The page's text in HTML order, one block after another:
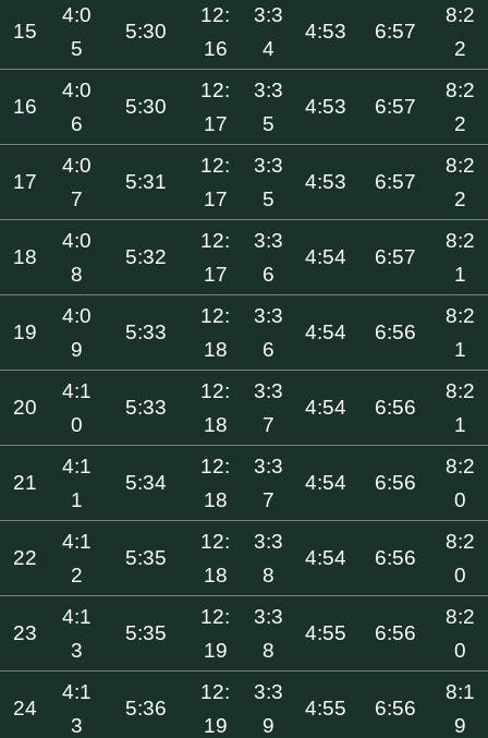
15
4:0
5
5:30
12:
16
3:3
4
4:53 6:57
8:2
2
16
4:0
6
5:30
12:
17
3:3
5
4:53 6:57
8:2
2
17
4:0
7
5:31
12:
17
3:3
5
4:53 6:57
8:2
2
18
4:0
8
5:32
12:
17
3:3
6
4:54 6:57
8:2
1
19
4:0
9
5:33
12:
18
3:3
6
4:54 6:56
8:2
1
20
4:1
0
5:33
12:
18
3:3
7
4:54 6:56
8:2
1
21
4:1
1
5:34
12:
18
3:3
7
4:54 6:56
8:2
0
22
4:1
2
5:35
12:
18
3:3
8
4:54 6:56
8:2
0
23
4:1
3
5:35
12:
19
3:3
8
4:55 6:56
8:2
0
24
4:1
3
5:36
12:
19
3:3
9
4:55 6:56
8:1
9